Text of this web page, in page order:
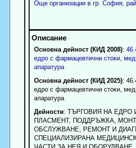
Още организации в гр. София,
Основна дейност (КИД 2008):
едро с фармацевтични стоки,
апаратура
Основна дейност (КИД 2025):
едро с фармацевтични стоки,
апаратура
Дейности: ТЪРГОВИЯ НА ЕДРО
ПЛАСМЕНТ, ПОДДРЪЖКА,
ОБСЛУЖВАНЕ, РЕМОНТ И
СПЕЦИАЛИЗИРАНА